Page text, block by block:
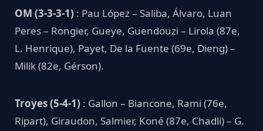
OM (3-3-3-1) : Pau López – Saliba, Álvaro, Luan
Peres – Rongier, Gueye, Guendouzi – Lirola (87e,
L. Henrique), Payet, De la Fuente (69e, Dieng) –
Milik (82e, Gérson).
Troyes (5-4-1) : Gallon – Biancone, Rami (76e,
Ripart), Giraudon, Salmier, Koné (87e, Chadli) – G.